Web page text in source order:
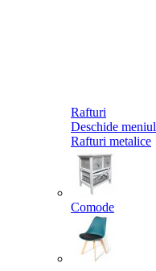
Rafturi
Deschide meniul
Rafturi metalice
Comode